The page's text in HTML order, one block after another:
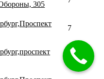
305